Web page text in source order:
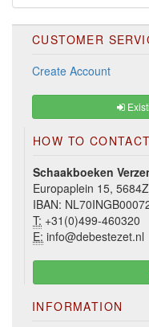
CUSTOMER
Create Account
HOW TO
Schaakboeken
Europaplein 15,
IBAN:
T: +31(0)499-460320
E: info@debestezet.nl
INFORMATION